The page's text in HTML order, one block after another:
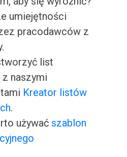
umiejętności
pracodawców z
list
naszymi
Kreator listów
.
używać szablon